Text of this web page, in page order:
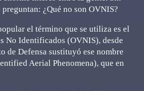
preguntan: ¿Qué no son OVNIS?
el término que se utiliza es el
No Identificados (OVNIS), desde
de Defensa sustituyó ese nombre
Aerial Phenomena), que en